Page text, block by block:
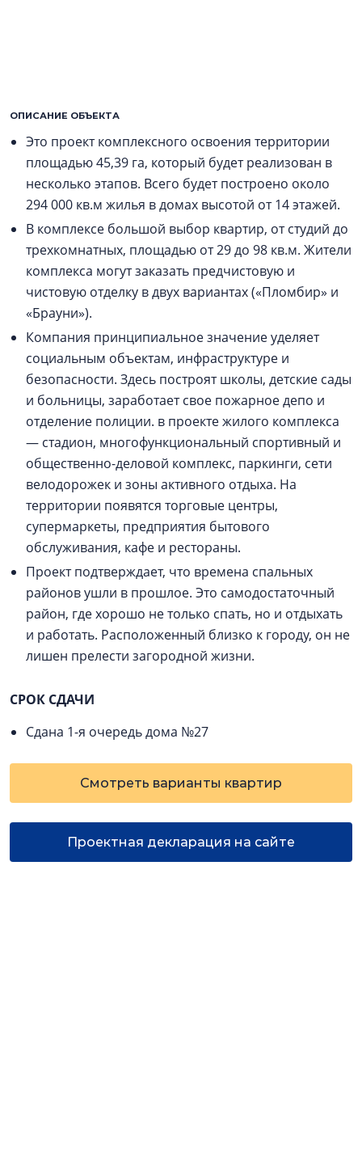
ОПИСАНИЕ ОБЪЕКТА
Это проект комплексного освоения территории
площадью 45,39 га, который будет реализован в
несколько этапов. Всего будет построено около
294 000 кв.м жилья в домах высотой от 14 этажей.
В комплексе большой выбор квартир, от студий до
трехкомнатных, площадью от 29 до 98 кв.м. Жители
комплекса могут заказать предчистовую и
чистовую отделку в двух вариантах («Пломбир» и
«Брауни»).
Компания принципиальное значение уделяет
социальным объектам, инфраструктуре и
безопасности. Здесь построят школы, детские сады
и больницы, заработает свое пожарное депо и
отделение полиции. в проекте жилого комплекса
— стадион, многофункциональный спортивный и
общественно-деловой комплекс, паркинги, сети
велодорожек и зоны активного отдыха. На
территории появятся торговые центры,
супермаркеты, предприятия бытового
обслуживания, кафе и рестораны.
Проект подтверждает, что времена спальных
районов ушли в прошлое. Это самодостаточный
район, где хорошо не только спать, но и отдыхать
и работать. Расположенный близко к городу, он не
лишен прелести загородной жизни.
СРОК СДАЧИ
Сдана 1-я очередь дома №27
Смотреть варианты квартир
Проектная декларация на сайте